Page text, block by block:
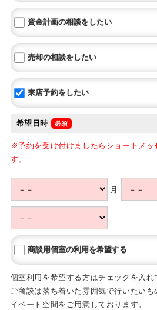
資金計画の相談をしたい
売却の相談をしたい
来店予約をしたい
希望日時
※予約を受け付けましたらショートメッ
す。
月
商談用個室の利用を希望する
個室利用を希望する方はチェックを入れ
ご商談は落ち着いた雰囲気で行いたい
イベート空間をご用意しております。